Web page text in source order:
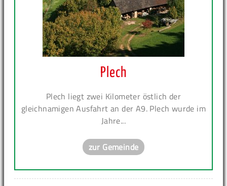
Plech
Plech liegt zwei Kilometer östlich der
gleichnamigen Ausfahrt an der A9. Plech wurde im
Jahre...
zur Gemeinde